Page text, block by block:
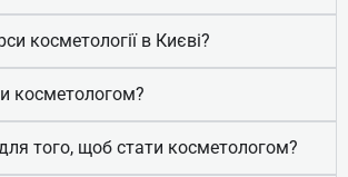
косметології в Києві?
косметологом?
того, щоб стати косметологом?